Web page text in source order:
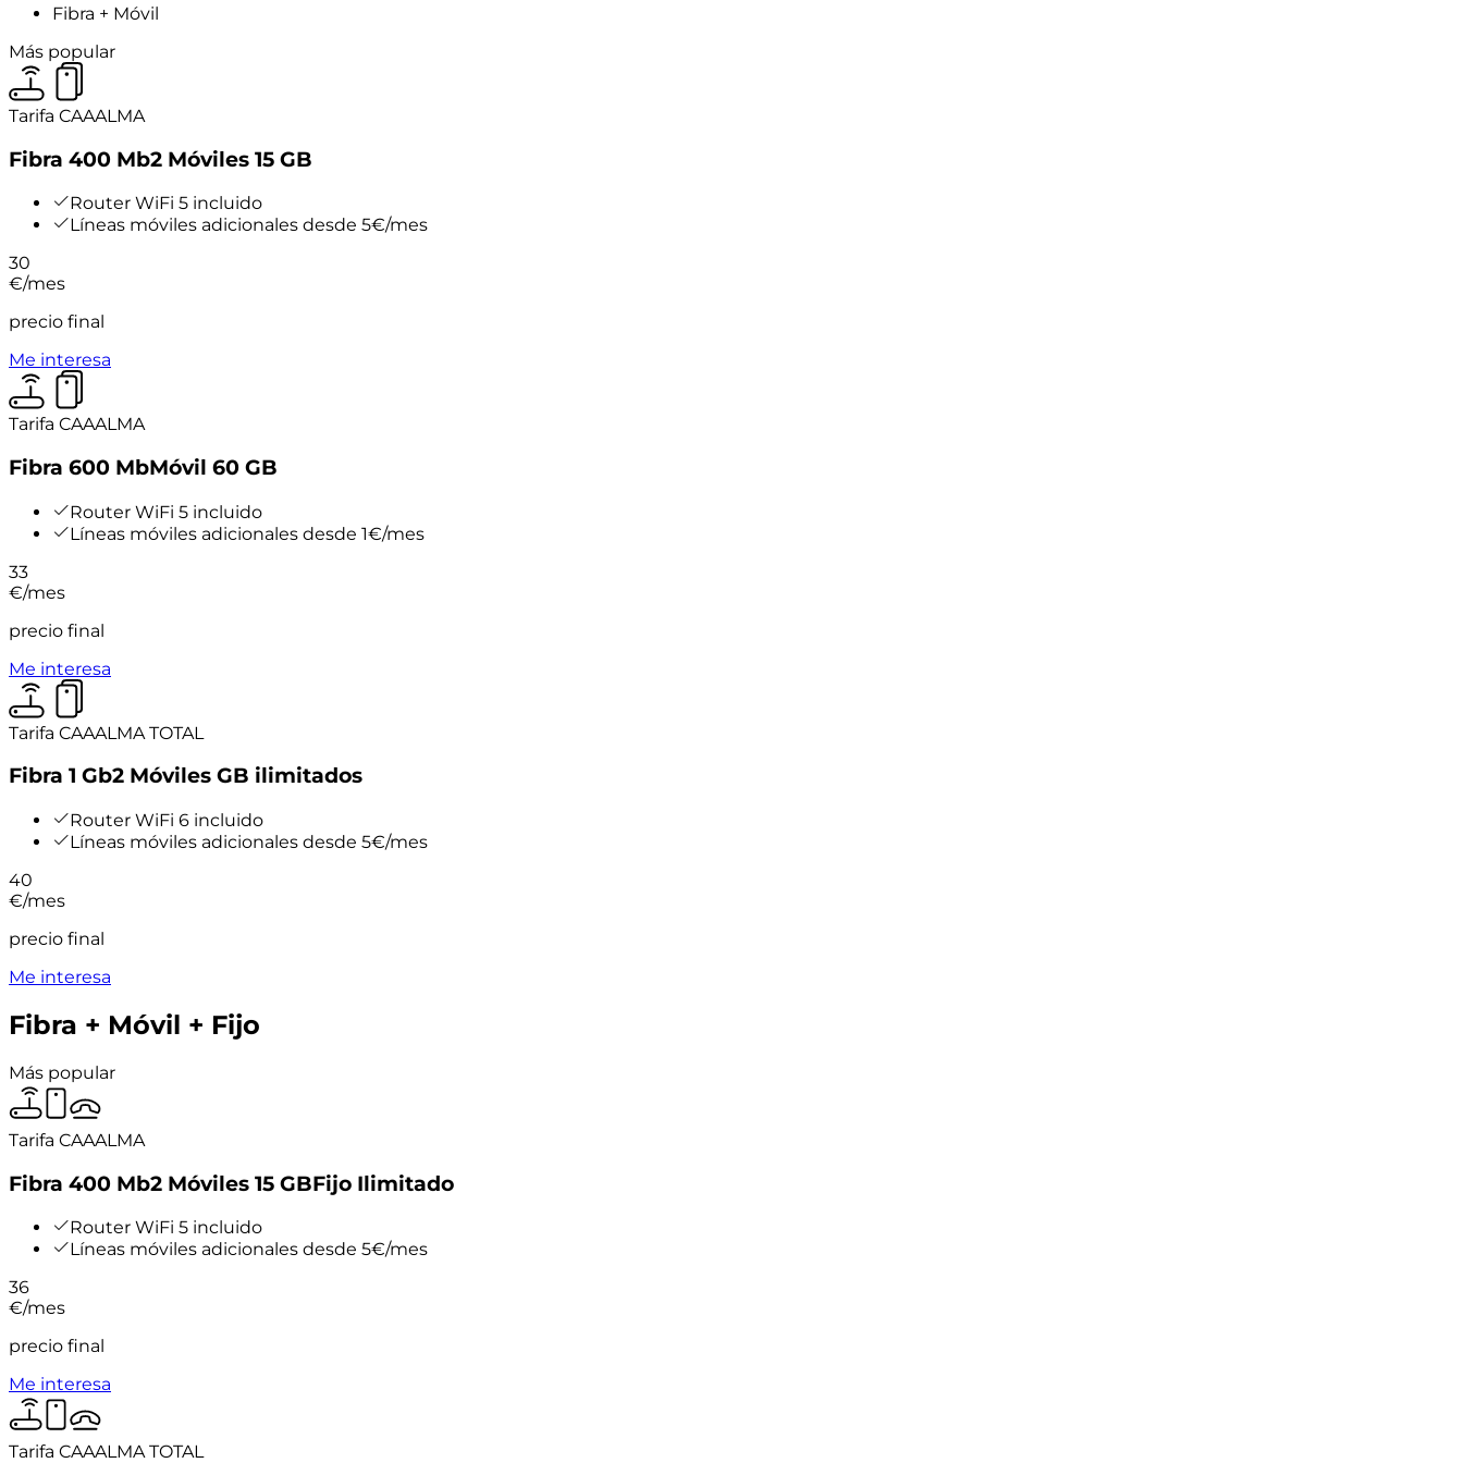
Fibra + Móvil
Más popular
Tarifa CAAALMA
Fibra 400 Mb2 Móviles 15 GB
Router WiFi 5 incluido
Líneas móviles adicionales desde 5€/mes
30
€/mes
precio final
Me interesa
Tarifa CAAALMA
Fibra 600 MbMóvil 60 GB
Router WiFi 5 incluido
Líneas móviles adicionales desde 1€/mes
33
€/mes
precio final
Me interesa
Tarifa CAAALMA TOTAL
Fibra 1 Gb2 Móviles GB ilimitados
Router WiFi 6 incluido
Líneas móviles adicionales desde 5€/mes
40
€/mes
precio final
Me interesa
Fibra + Móvil + Fijo
Más popular
Tarifa CAAALMA
Fibra 400 Mb2 Móviles 15 GBFijo Ilimitado
Router WiFi 5 incluido
Líneas móviles adicionales desde 5€/mes
36
€/mes
precio final
Me interesa
Tarifa CAAALMA TOTAL